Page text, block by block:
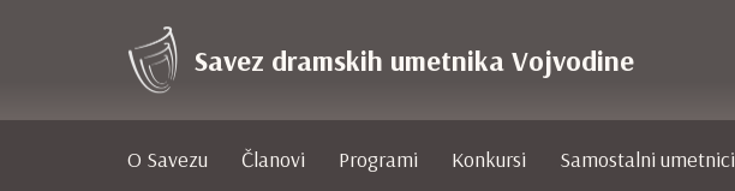
Savez dramskih umetnika Vojvodine
O Savezu Članovi Programi Konkursi Samostalni umetnici